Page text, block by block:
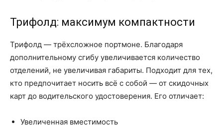
Трифолд: максимум компактности
Трифолд — трёхсложное портмоне. Благодаря
дополнительному сгибу увеличивается количество
отделений, не увеличивая габариты. Подходит для тех,
кто предпочитает носить всё с собой — от скидочных
карт до водительского удостоверения. Его отличает:
Увеличенная вместимость